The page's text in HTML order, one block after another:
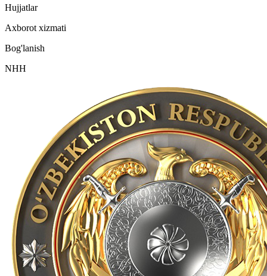
Hujjatlar
Axborot xizmati
Bog'lanish
NHH